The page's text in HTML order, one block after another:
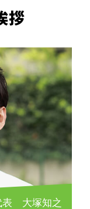
拶
表 大塚知之